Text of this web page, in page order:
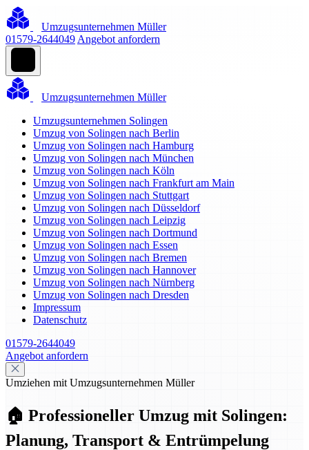
Umzugsunternehmen Müller
01579-2644049 Angebot anfordern
Umzugsunternehmen Müller
Umzugsunternehmen Solingen
Umzug von Solingen nach Berlin
Umzug von Solingen nach Hamburg
Umzug von Solingen nach München
Umzug von Solingen nach Köln
Umzug von Solingen nach Frankfurt am Main
Umzug von Solingen nach Stuttgart
Umzug von Solingen nach Düsseldorf
Umzug von Solingen nach Leipzig
Umzug von Solingen nach Dortmund
Umzug von Solingen nach Essen
Umzug von Solingen nach Bremen
Umzug von Solingen nach Hannover
Umzug von Solingen nach Nürnberg
Umzug von Solingen nach Dresden
Impressum
Datenschutz
01579-2644049
Angebot anfordern
Umziehen mit Umzugsunternehmen Müller
🏠 Professioneller Umzug mit Solingen:
Planung, Transport & Entrümpelung